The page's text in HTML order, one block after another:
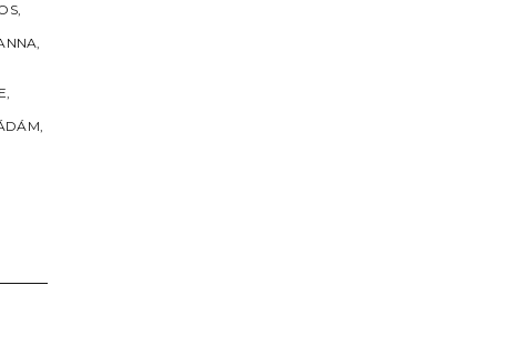
,
,
,
,